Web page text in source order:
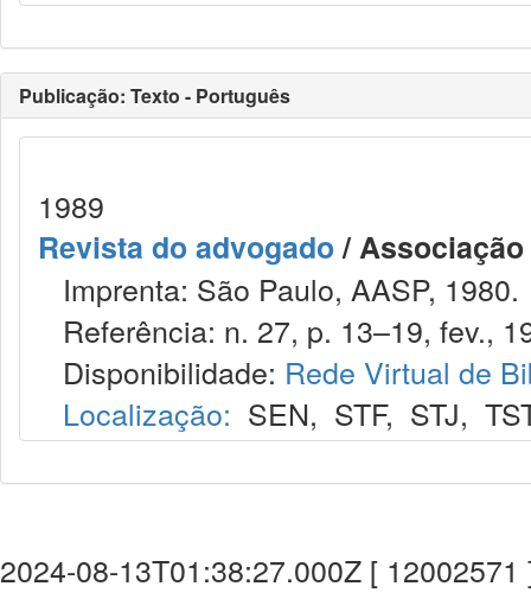
Publicação: Texto - Português
1989
Revista do advogado/
Imprenta: São Paulo, AASP, 1980.
Referência: n. 27, p. 13–19, fev.,
Disponibilidade: Rede Virtual de
Localização: SEN, STF, STJ,
2024-08-13T01:38:27.000Z [ 12002571